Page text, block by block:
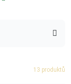
13 produktů